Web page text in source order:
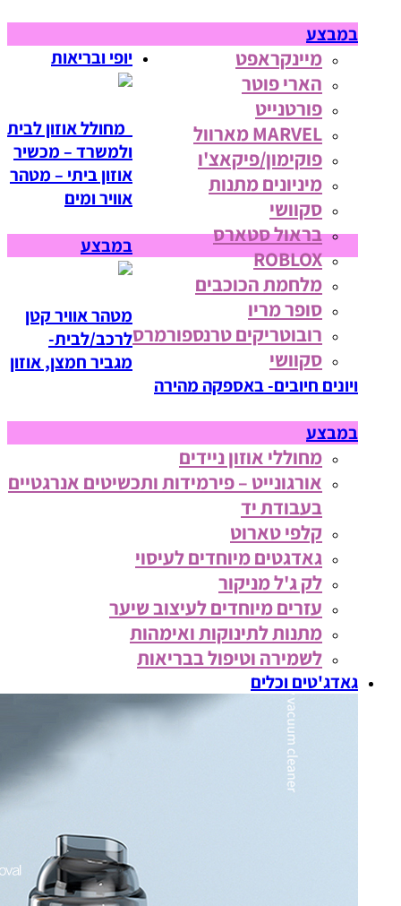
במבצע
מיינקראפט
הארי פוטר
פורטנייט
MARVEL מארוול
פוקימון/פיקאצ'ו
מיניונים מתנות
סקוושי
בראול סטארס
ROBLOX
מלחמת הכוכבים
סופר מריו
רובוטריקים טרנספורמרס
סקוושי
יופי ובריאות
מחולל אוזון לבית
ולמשרד – מכשיר
אוזון ביתי – מטהר
אוויר ומים
במבצע
מטהר אוויר קטן
לרכב/לבית-
מגביר חמצן, אוזון
ויונים חיובים- באספקה מהירה
במבצע
מחוללי אוזון ניידים
אורגונייט – פירמידות ותכשיטים אנרגטיים
בעבודת יד
קלפי טארוט
גאדגטים מיוחדים לעיסוי
לק ג'ל מניקור
עזרים מיוחדים לעיצוב שיער
מתנות לתינוקות ואימהות
לשמירה וטיפול בבריאות
גאדג'טים וכלים